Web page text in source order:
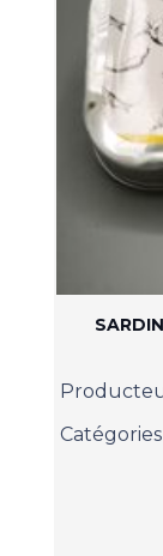
Catégories